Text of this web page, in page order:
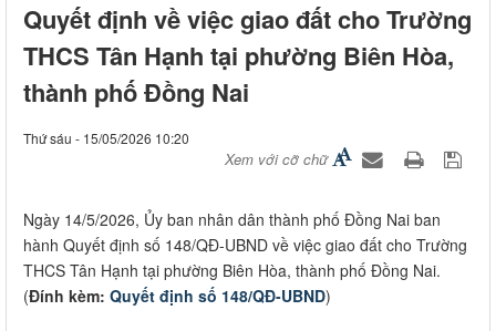
Quyết định về việc giao đất cho Trường
THCS Tân Hạnh tại phường Biên Hòa,
thành phố Đồng Nai
Thứ sáu - 15/05/2026 10:20
Xem với cỡ chữ
Ngày 14/5/2026, Ủy ban nhân dân thành phố Đồng Nai ban
hành Quyết định số 148/QĐ-UBND về việc giao đất cho Trường
THCS Tân Hạnh tại phường Biên Hòa, thành phố Đồng Nai.
(Đính kèm: Quyết định số 148/QĐ-UBND)